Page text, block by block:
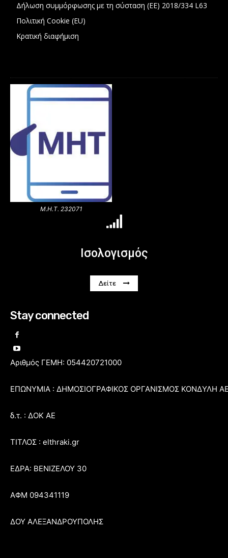
Δήλωση συμμόρφωσης με τη σύσταση (ΕΕ) 2018/334 L63
Πολιτική Cookie (EU)
Κρατική διαφήμιση
Μ.Η.Τ. 232071
Ισολογισμός
Δείτε
Stay connected
Αριθμός ΓΕΜΗ: 054420721000
ΕΠΩΝΥΜΙΑ : ΔΗΜΟΣΙΟΓΡΑΦΙΚΟΣ ΟΡΓΑΝΙΣΜΟΣ ΚΟΝΔΥΛΗ
δ.τ. : ΔΟΚ ΑΕ
ΤΙΤΛΟΣ : elthraki.gr
ΕΔΡΑ: ΒΕΝΙΖΕΛΟΥ 30
ΑΦΜ 094341119
ΔΟΥ ΑΛΕΞΑΝΔΡΟΥΠΟΛΗΣ